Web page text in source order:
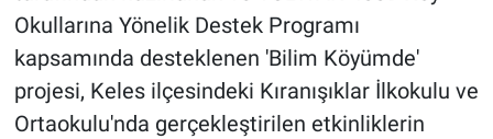
Okullarına Yönelik Destek Programı
kapsamında desteklenen 'Bilim Köyümde'
projesi, Keles ilçesindeki Kıranışıklar İlkokulu ve
Ortaokulu'nda gerçekleştirilen etkinliklerin